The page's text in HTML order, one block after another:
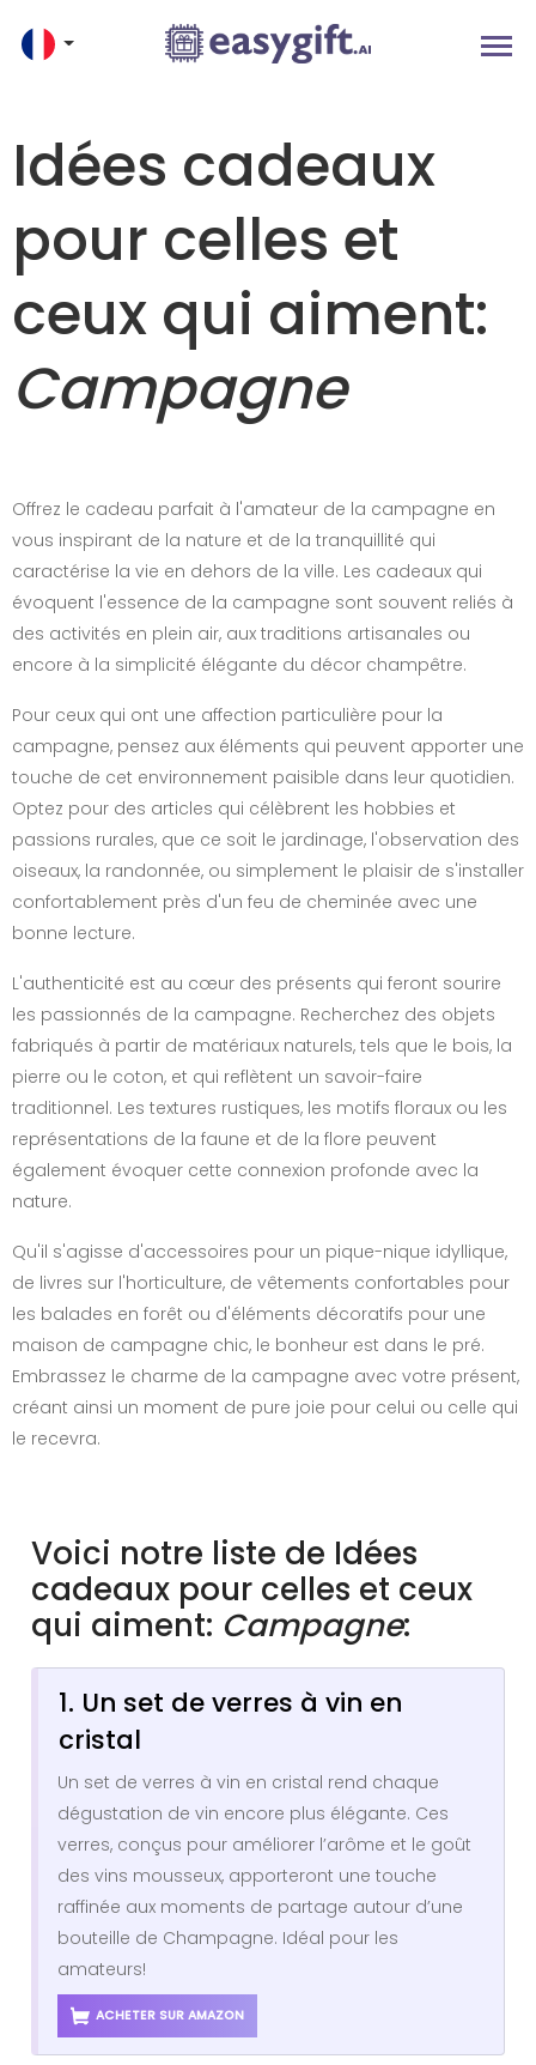
Idées cadeaux
pour celles et
ceux qui aiment:
Campagne
Offrez le cadeau parfait à l'amateur de la campagne en
vous inspirant de la nature et de la tranquillité qui
caractérise la vie en dehors de la ville. Les cadeaux qui
évoquent l'essence de la campagne sont souvent reliés à
des activités en plein air, aux traditions artisanales ou
encore à la simplicité élégante du décor champêtre.
Pour ceux qui ont une affection particulière pour la
campagne, pensez aux éléments qui peuvent apporter une
touche de cet environnement paisible dans leur quotidien.
Optez pour des articles qui célèbrent les hobbies et
passions rurales, que ce soit le jardinage, l'observation des
oiseaux, la randonnée, ou simplement le plaisir de s'installer
confortablement près d'un feu de cheminée avec une
bonne lecture.
L'authenticité est au cœur des présents qui feront sourire
les passionnés de la campagne. Recherchez des objets
fabriqués à partir de matériaux naturels, tels que le bois, la
pierre ou le coton, et qui reflètent un savoir-faire
traditionnel. Les textures rustiques, les motifs floraux ou les
représentations de la faune et de la flore peuvent
également évoquer cette connexion profonde avec la
nature.
Qu'il s'agisse d'accessoires pour un pique-nique idyllique,
de livres sur l'horticulture, de vêtements confortables pour
les balades en forêt ou d'éléments décoratifs pour une
maison de campagne chic, le bonheur est dans le pré.
Embrassez le charme de la campagne avec votre présent,
créant ainsi un moment de pure joie pour celui ou celle qui
le recevra.
Voici notre liste de Idées
cadeaux pour celles et ceux
qui aiment: Campagne:
1. Un set de verres à vin en
cristal
Un set de verres à vin en cristal rend chaque
dégustation de vin encore plus élégante. Ces
verres, conçus pour améliorer l’arôme et le goût
des vins mousseux, apporteront une touche
raffinée aux moments de partage autour d’une
bouteille de Champagne. Idéal pour les
amateurs!
ACHETER SUR AMAZON